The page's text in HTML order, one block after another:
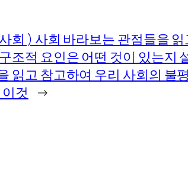
회 ) 사회 바라보는 관점들을
조적 요인은 어떤 것이 있는지
읽고 참고하여 우리 사회의 불
것
→